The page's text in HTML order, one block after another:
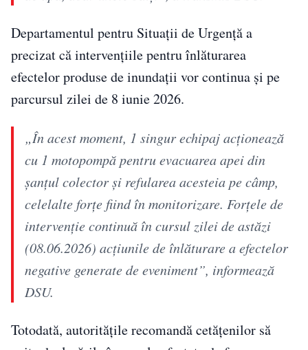
Departamentul pentru Situații de Urgență a
precizat că intervențiile pentru înlăturarea
efectelor produse de inundații vor continua și pe
parcursul zilei de 8 iunie 2026.
„În acest moment, 1 singur echipaj acționează
cu 1 motopompă pentru evacuarea apei din
șanțul colector și refularea acesteia pe câmp,
celelalte forțe fiind în monitorizare. Forțele de
intervenție continuă în cursul zilei de astăzi
(08.06.2026) acțiunile de înlăturare a efectelor
negative generate de eveniment”, informează
DSU.
Totodată, autoritățile recomandă cetățenilor să